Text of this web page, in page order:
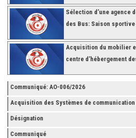
Sélection d’une agence
des Bus: Saison
Acquisition du mobilier
centre d’hébergement
Communiqué: AO-006/2026
Acquisition des Systèmes de
Désignation
Communiqué